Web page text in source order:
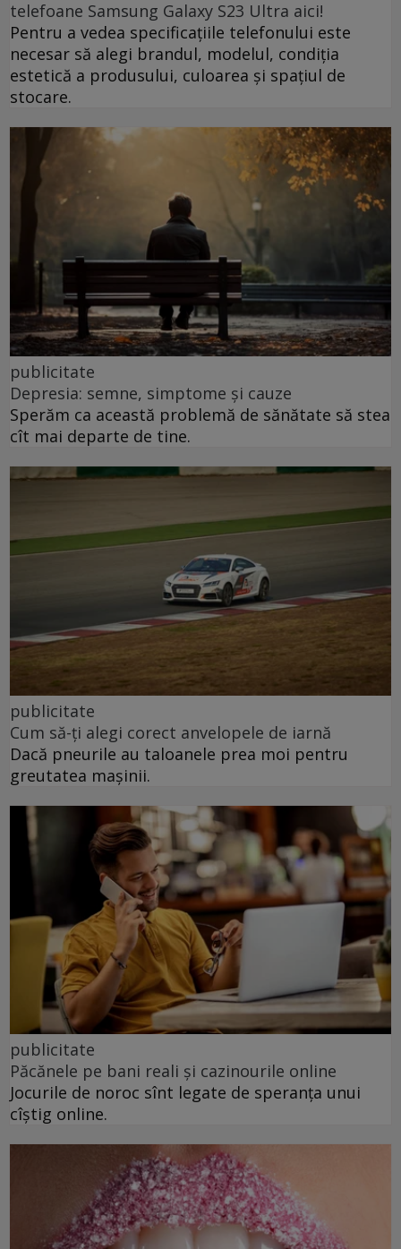
telefoane Samsung Galaxy S23 Ultra aici!
Pentru a vedea specificațiile telefonului este
necesar să alegi brandul, modelul, condiția
estetică a produsului, culoarea și spațiul de
stocare.
publicitate
Depresia: semne, simptome și cauze
Sperăm ca această problemă de sănătate să stea
cît mai departe de tine.
publicitate
Cum să-ți alegi corect anvelopele de iarnă
Dacă pneurile au taloanele prea moi pentru
greutatea mașinii.
publicitate
Păcănele pe bani reali și cazinourile online
Jocurile de noroc sînt legate de speranța unui
cîștig online.